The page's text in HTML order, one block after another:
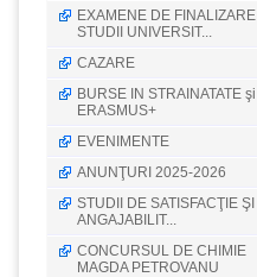
EXAMENE DE FINALIZARE
STUDII UNIVERSIT...
CAZARE
BURSE IN STRAINATATE şi
ERASMUS+
EVENIMENTE
ANUNŢURI 2025-2026
STUDII DE SATISFACŢIE ŞI
ANGAJABILIT...
CONCURSUL DE CHIMIE
MAGDA PETROVANU